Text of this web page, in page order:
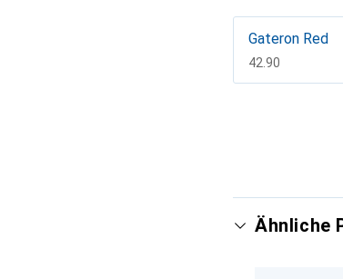
Gateron Red
CHF
42.90
Ähnliche